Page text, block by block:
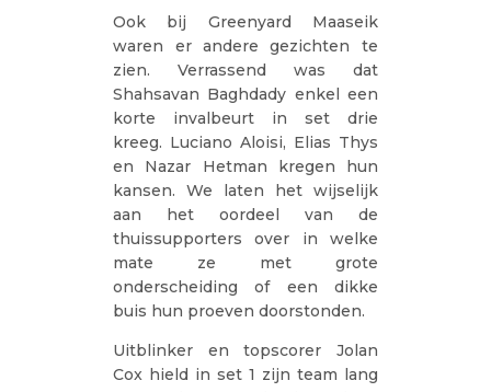
Ook bij Greenyard Maaseik
waren er andere gezichten te
zien. Verrassend was dat
Shahsavan Baghdady enkel een
korte invalbeurt in set drie
kreeg. Luciano Aloisi, Elias Thys
en Nazar Hetman kregen hun
kansen. We laten het wijselijk
aan het oordeel van de
thuissupporters over in welke
mate ze met grote
onderscheiding of een dikke
buis hun proeven doorstonden.
Uitblinker en topscorer Jolan
Cox hield in set 1 zijn team lang